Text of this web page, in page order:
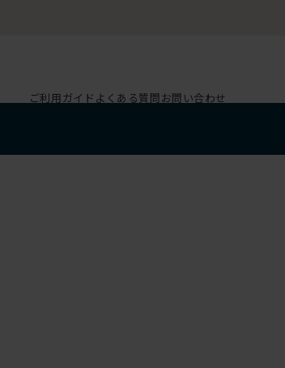
ご利用ガイド よくある質問お問い合わせ